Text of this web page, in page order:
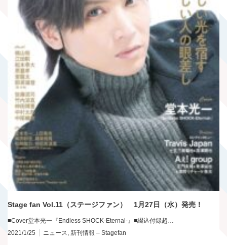
Stage fan Vol.11（ステージファン） 1月27日（水）発売！
■Cover堂本光一『Endless SHOCK-Eternal-』■綴込付録超…
2021/1/25
ニュース 新刊情報 – Stagefan